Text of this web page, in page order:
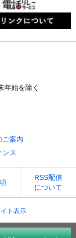
年始を除く
ご案内
ンス
RSS配信
について
ト表示